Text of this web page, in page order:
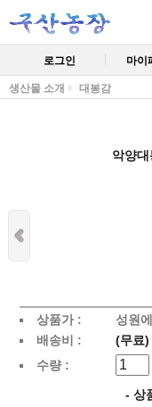
로그인 마이
생산물 소개 대봉감
악양
상품가 : 성원
배송비 : (무료)
수량 :
- 상